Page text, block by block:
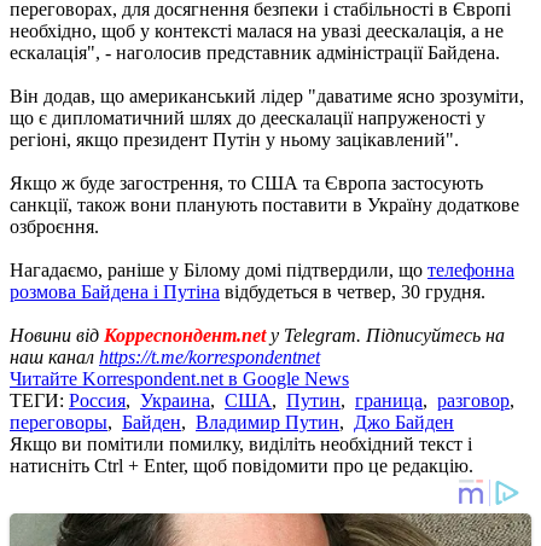
переговорах, для досягнення безпеки і стабільності в Європі
необхідно, щоб у контексті малася на увазі деескалація, а не
ескалація", - наголосив представник адміністрації Байдена.
Він додав, що американський лідер "даватиме ясно зрозуміти,
що є дипломатичний шлях до деескалації напруженості у
регіоні, якщо президент Путін у ньому зацікавлений".
Якщо ж буде загострення, то США та Європа застосують
санкції, також вони планують поставити в Україну додаткове
озброєння.
Нагадаємо, раніше у Білому домі підтвердили, що телефонна
розмова Байдена і Путіна відбудеться в четвер, 30 грудня.
Новини від Корреспондент.netу Telegram. Підписуйтесь на
наш канал https://t.me/korrespondentnet
Читайте Korrespondent.net в Google News
ТЕГИ: Россия, Украина, США, Путин, граница, разговор,
переговоры, Байден, Владимир Путин, Джо Байден
Якщо ви помітили помилку, виділіть необхідний текст і
натисніть Ctrl + Enter, щоб повідомити про це редакцію.